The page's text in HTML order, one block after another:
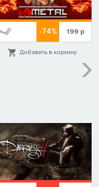
-74% 199р
Добавить в корзину